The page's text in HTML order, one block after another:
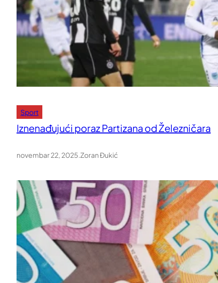
Sport
Iznenađujući poraz Partizana od Železničara
novembar 22, 2025.Zoran Đukić